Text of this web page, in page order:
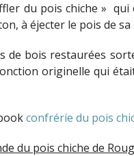
du pois chiche » qui
à éjecter le pois de
de bois restaurées
originelle qui
confrérie du pois
du pois chiche de